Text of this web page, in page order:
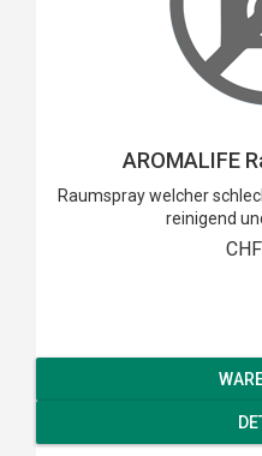
AROMALIFE
Raumspray welcher
reinigend